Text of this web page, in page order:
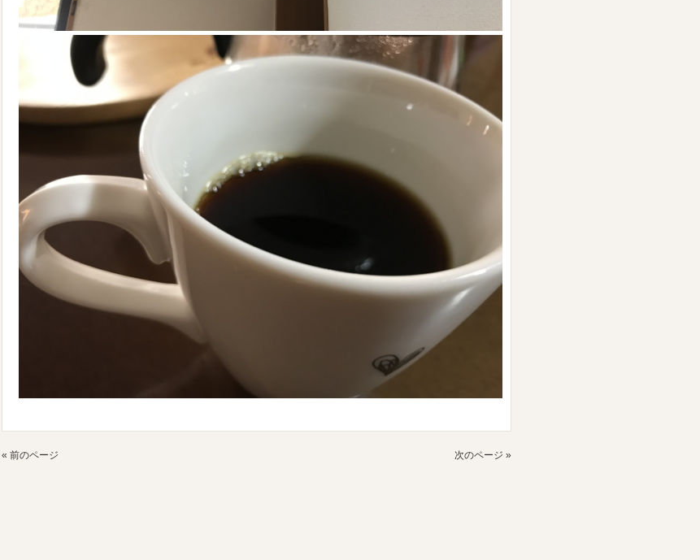
« 前のページ 次のページ »